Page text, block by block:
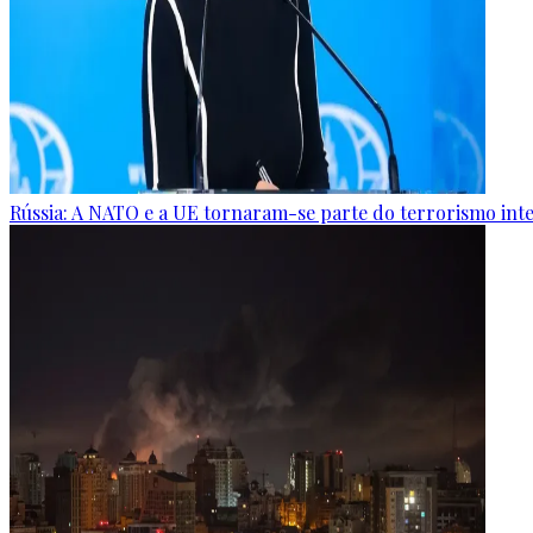
Rússia: A NATO e a UE tornaram-se parte do terrorismo